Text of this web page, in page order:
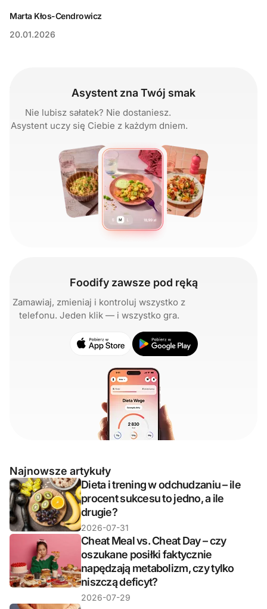
Marta Kłos-Cendrowicz
20.01.2026
Asystent zna Twój smak
Nie lubisz sałatek? Nie dostaniesz.
Asystent uczy się Ciebie z każdym dniem.
Foodify zawsze pod ręką
Zamawiaj, zmieniaj i kontroluj wszystko z
telefonu. Jeden klik — i wszystko gra.
Najnowsze artykuły
Dieta i trening w odchudzaniu – ile
procent sukcesu to jedno, a ile
drugie?
2026-07-31
Cheat Meal vs. Cheat Day – czy
oszukane posiłki faktycznie
napędzają metabolizm, czy tylko
niszczą deficyt?
2026-07-29